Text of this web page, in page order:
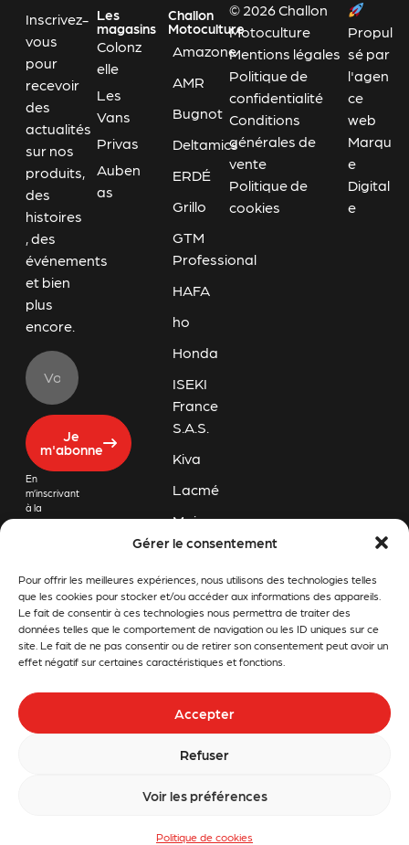
Gérer le consentement
Pour offrir les meilleures expériences, nous utilisons des technologies telles
que les cookies pour stocker et/ou accéder aux informations des appareils.
Le fait de consentir à ces technologies nous permettra de traiter des
données telles que le comportement de navigation ou les ID uniques sur ce
site. Le fait de ne pas consentir ou de retirer son consentement peut avoir un
effet négatif sur certaines caractéristiques et fonctions.
Accepter
Refuser
Voir les préférences
Politique de cookies
Inscrivez-
vous
pour
recevoir
des
actualités
sur nos
produits,
des
histoires
, des
événements
et bien
plus
encore.
Je
m'abonne
En
m’inscrivant
à la
newsletter
que mon
adresse
email soit
conservée
recevoir les
dernières
et offres
en lien avec
Les
magasins
Colonz
elle
Les
Vans
Privas
Auben
as
Challon
Motoculture
Amazone
AMR
Bugnot
Deltamics
ERDÉ
Grillo
GTM
Professional
HAFA
ho
Honda
ISEKI
France
S.A.S.
Kiva
Lacmé
Majar
Orec
Pubert
Rapid
Snapper
Stihl
Tom
Press
© 2026 Challon
Motoculture
Mentions légales
Politique de
confidentialité
Conditions
générales de
vente
Politique de
cookies
Propul
sé par
l'agen
ce
web
Marqu
e
Digital
e